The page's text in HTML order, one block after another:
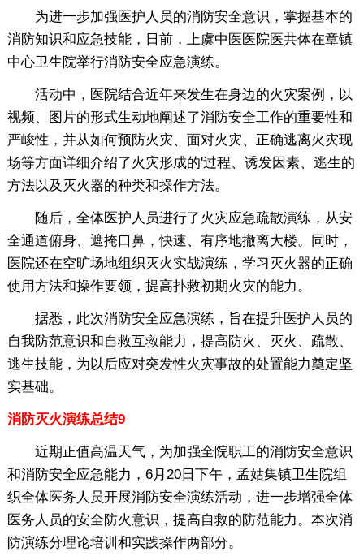
为进一步加强医护人员的消防安全意识，掌握基本的
消防知识和应急技能，日前，上虞中医医院医共体在章镇
中心卫生院举行消防安全应急演练。
活动中，医院结合近年来发生在身边的火灾案例，以
视频、图片的形式生动地阐述了消防安全工作的重要性和
严峻性，并从如何预防火灾、面对火灾、正确逃离火灾现
场等方面详细介绍了火灾形成的'过程、诱发因素、逃生的
方法以及灭火器的种类和操作方法。
随后，全体医护人员进行了火灾应急疏散演练，从安
全通道俯身、遮掩口鼻，快速、有序地撤离大楼。同时，
医院还在空旷场地组织灭火实战演练，学习灭火器的正确
使用方法和操作要领，提高扑救初期火灾的能力。
据悉，此次消防安全应急演练，旨在提升医护人员的
自我防范意识和自救互救能力，提高防火、灭火、疏散、
逃生技能，为以后应对突发性火灾事故的处置能力奠定坚
实基础。
消防灭火演练总结9
近期正值高温天气，为加强全院职工的消防安全意识
和消防安全应急能力，6月20日下午，孟姑集镇卫生院组
织全体医务人员开展消防安全演练活动，进一步增强全体
医务人员的安全防火意识，提高自救的防范能力。本次消
防演练分理论培训和实践操作两部分。